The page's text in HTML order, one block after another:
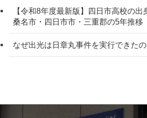
【令和8年度最新版】四日市高校の出
桑名市・四日市市・三重郡の5年推移
なぜ出光は日章丸事件を実行できた